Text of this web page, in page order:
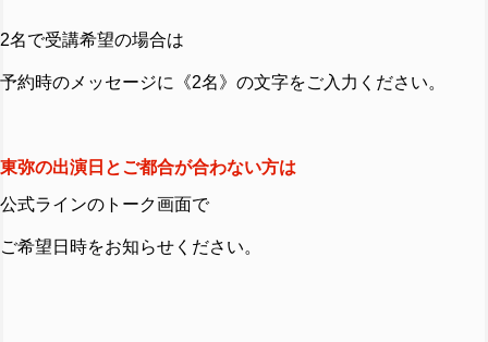
2名で受講希望の場合は
予約時のメッセージに《2名》の文字をご入力ください。
東弥の出演日とご都合が合わない方は
公式ラインのトーク画面で
ご希望日時をお知らせください。